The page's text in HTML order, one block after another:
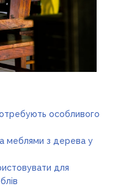
особливого
меблями з дерева у
для